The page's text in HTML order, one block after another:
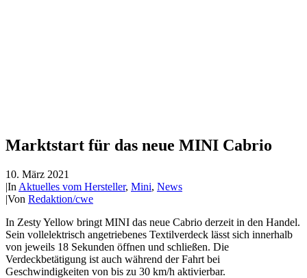
Marktstart für das neue MINI Cabrio
10. März 2021
|In Aktuelles vom Hersteller, Mini, News
|Von Redaktion/cwe
In Zesty Yellow bringt MINI das neue Cabrio derzeit in den Handel.
Sein vollelektrisch angetriebenes Textilverdeck lässt sich innerhalb
von jeweils 18 Sekunden öffnen und schließen. Die
Verdeckbetätigung ist auch während der Fahrt bei
Geschwindigkeiten von bis zu 30 km/h aktivierbar.